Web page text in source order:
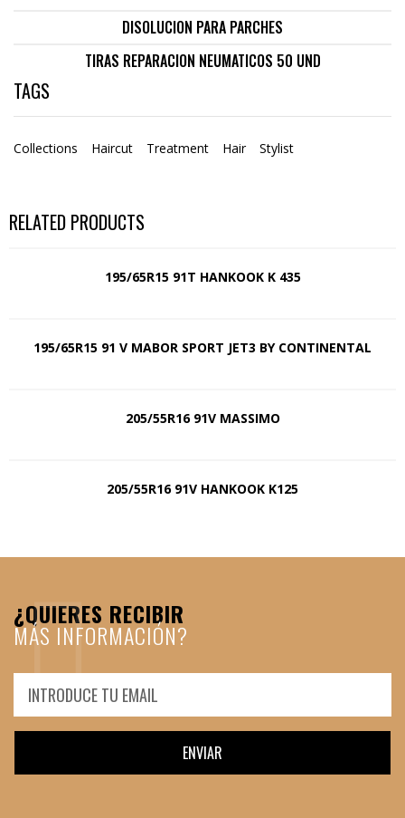
DISOLUCION PARA PARCHES
TIRAS REPARACION NEUMATICOS 50 UND
TAGS
Collections Haircut Treatment Hair Stylist
RELATED PRODUCTS
195/65R15 91T HANKOOK K 435
195/65R15 91 V MABOR SPORT JET3 BY CONTINENTAL
205/55R16 91V MASSIMO
205/55R16 91V HANKOOK K125
¿QUIERES RECIBIR
MÁS INFORMACIÓN?
ENVIAR